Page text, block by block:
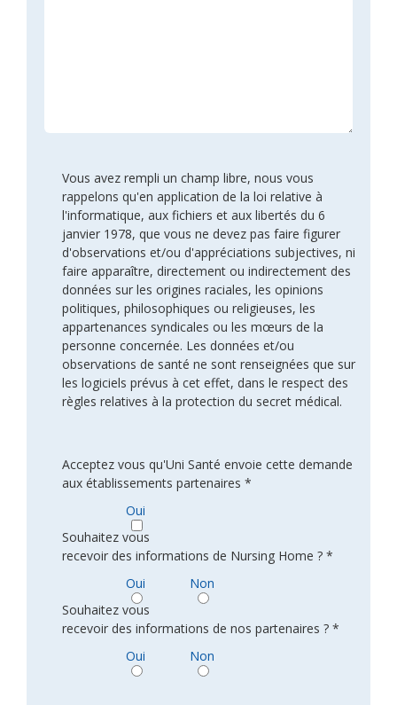
Vous avez rempli un champ libre, nous vous
rappelons qu'en application de la loi relative à
l'informatique, aux fichiers et aux libertés du 6
janvier 1978, que vous ne devez pas faire figurer
d'observations et/ou d'appréciations subjectives, ni
faire apparaître, directement ou indirectement des
données sur les origines raciales, les opinions
politiques, philosophiques ou religieuses, les
appartenances syndicales ou les mœurs de la
personne concernée. Les données et/ou
observations de santé ne sont renseignées que sur
les logiciels prévus à cet effet, dans le respect des
règles relatives à la protection du secret médical.
Acceptez vous qu'Uni Santé envoie cette demande
aux établissements partenaires *
Oui
Souhaitez vous
recevoir des informations de Nursing Home ? *
Oui
Non
Souhaitez vous
recevoir des informations de nos partenaires ? *
Oui
Non